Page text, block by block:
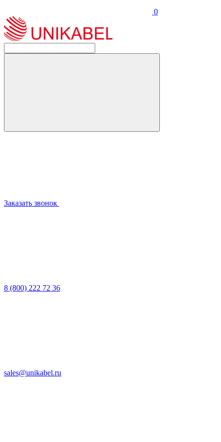
0
Заказать звонок
8 (800) 222 72 36
sales@unikabel.ru